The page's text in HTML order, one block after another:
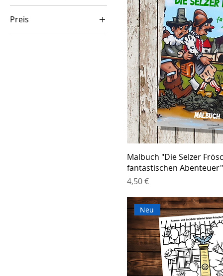
Preis
Malbuch "Die Selzer
fantastischen Abenteuer"
Preis
4,50 €
Neu